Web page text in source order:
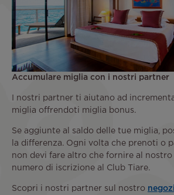
Accumulare miglia con i nostri partner
I nostri partner ti aiutano ad
miglia offrendoti miglia bonus.
Se aggiunte al saldo delle tue miglia,
la differenza. Ogni volta che prenoti o
non devi fare altro che fornire al
numero di iscrizione al Club Tiare.
Scopri i nostri partner sul nostro